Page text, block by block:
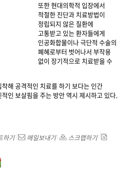
또한 현대의학적 입장에서
적절한 진단과 치료방법이
정립되지 않은 질환에
고통받고 있는 환자들에게
인공화합물이나 극단적 수술의
폐혜로부터 벗어나서 부작용
없이 장기적으로 치료받을 수
해 공격적인 치료를 하기 보다는 인간
인 보살핌을 주는 방안 역시 제시하고 있다.
하기 메일보내기
스크랩하기